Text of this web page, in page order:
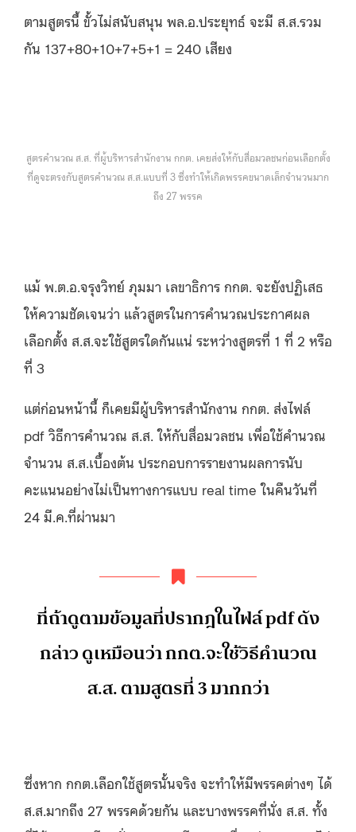
ตามสูตรนี้ ขั้วไม่สนับสนุน พล.อ.ประยุทธ์ จะมี ส.ส.รวม
กัน 137+80+10+7+5+1 = 240 เสียง
สูตรคำนวณ ส.ส. ที่ผู้บริหารสำนักงาน กกต. เคยส่งให้กับสื่อมวลชนก่อนเลือกตั้ง
ที่ดูจะตรงกับสูตรคำนวณ ส.ส.แบบที่ 3 ซึ่งทำให้เกิดพรรคขนาดเล็กจำนวนมาก
ถึง 27 พรรค
แม้ พ.ต.อ.จรุงวิทย์ ภุมมา เลขาธิการ กกต. จะยังปฏิเสธ
ให้ความชัดเจนว่า แล้วสูตรในการคำนวณประกาศผล
เลือกตั้ง ส.ส.จะใช้สูตรใดกันแน่ ระหว่างสูตรที่ 1 ที่ 2 หรือ
ที่ 3
แต่ก่อนหน้านี้ ก็เคยมีผู้บริหารสำนักงาน กกต. ส่งไฟล์
pdf วิธีการคำนวณ ส.ส. ให้กับสื่อมวลชน เพื่อใช้คำนวณ
จำนวน ส.ส.เบื้องต้น ประกอบการรายงานผลการนับ
คะแนนอย่างไม่เป็นทางการแบบ real time ในคืนวันที่
24 มี.ค.ที่ผ่านมา
ที่ถ้าดูตามข้อมูลที่ปรากฎในไฟล์ pdf ดัง
กล่าว ดูเหมือนว่า กกต.จะใช้วิธีคำนวณ
ส.ส. ตามสูตรที่ 3 มากกว่า
ซึ่งหาก กกต.เลือกใช้สูตรนั้นจริง จะทำให้มีพรรคต่างๆ ได้
ส.ส.มากถึง 27 พรรคด้วยกัน และบางพรรคที่นั่ง ส.ส. ทั้ง